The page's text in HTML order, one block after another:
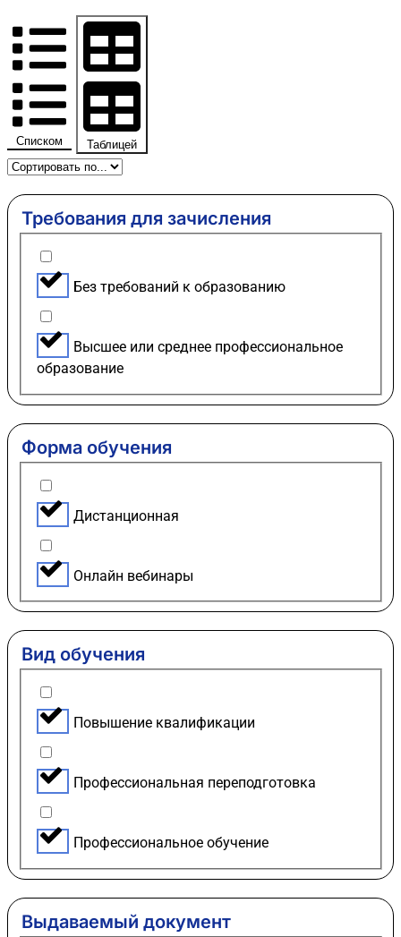
Списком Таблицей
Требования для зачисления
Без требований к образованию
Высшее или среднее профессиональное
образование
Форма обучения
Дистанционная
Онлайн вебинары
Вид обучения
Повышение квалификации
Профессиональная переподготовка
Профессиональное обучение
Выдаваемый документ